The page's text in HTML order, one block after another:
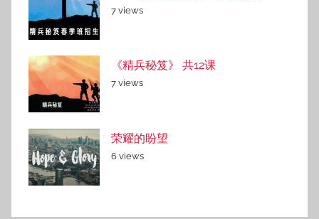
7 views
《精兵秘笈》 共12课
7 views
荣耀的盼望
6 views